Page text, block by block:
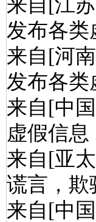
来自[江
发布各类
来自[河
发布各类
来自[中
虚假信
来自[亚
谎言，欺
来自[中